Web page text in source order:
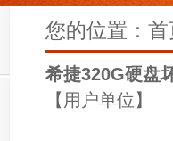
您的位置：
希捷320G硬盘
【用户单位】